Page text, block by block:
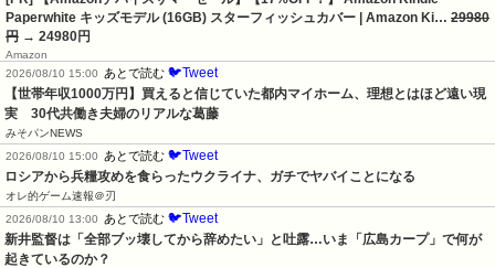
Paperwhite キッズモデル (16GB) スターフィッシュカバー | Amazon Ki… 29980
円 → 24980円
Amazon
2026/08/10 15:00
あとで読む 🐦Tweet
【世帯年収1000万円】買えると信じていた都内マイホーム、理想とはほど遠い現
実　30代共働き夫婦のリアルな葛藤
みそパンNEWS
2026/08/10 15:00
あとで読む 🐦Tweet
ロシアから兵糧攻めを食らったウクライナ、ガチでヤバイことになる
オレ的ゲーム速報＠刃
2026/08/10 13:00
あとで読む 🐦Tweet
新井監督は「全部ブッ壊してから辞めたい」と吐露…いま「広島カープ」で何が
起きているのか？